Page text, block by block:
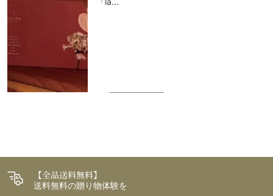
【全品送料無料】
送料無料の贈り物体験を